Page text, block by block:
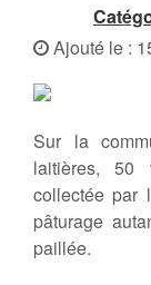
Ajouté le :
Sur la
laitières, 50
collectée par
pâturage
paillée.